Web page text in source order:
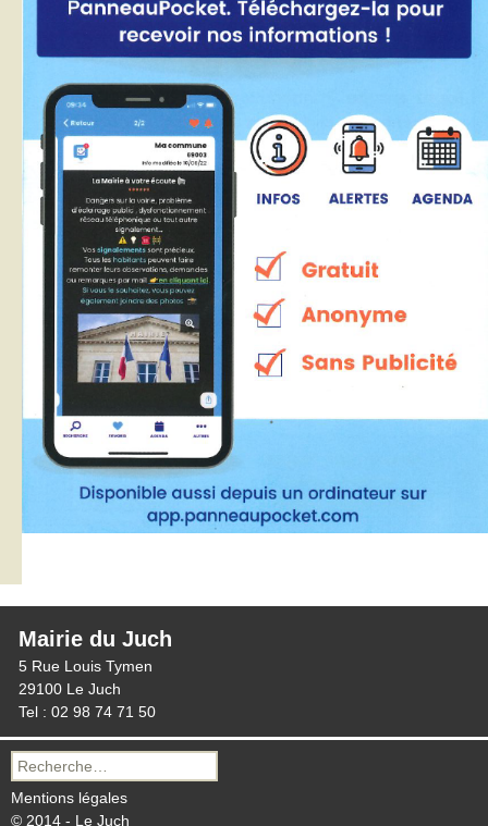
Mairie du Juch
5 Rue Louis Tymen
29100 Le Juch
Tel : 02 98 74 71 50
Recherche
pour :
Mentions légales
© 2014 - Le Juch